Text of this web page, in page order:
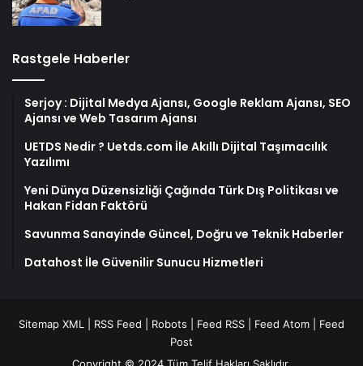
Rastgele Haberler
Serjoy : Dijital Medya Ajansı, Google Reklam Ajansı, SEO
Ajansı ve Web Tasarım Ajansı
UETDS Nedir ? Uetds.com İle Akıllı Dijital Taşımacılık
Yazılımı
Yeni Dünya Düzensizliği Çağında Türk Dış Politikası ve
Hakan Fidan Faktörü
Savunma Sanayinde Güncel, Doğru ve Teknik Haberler
Datahost İle Güvenilir Sunucu Hizmetleri
Sitemap XML RSS Feed Robots Feed RSS Feed Atom
Feed
Post